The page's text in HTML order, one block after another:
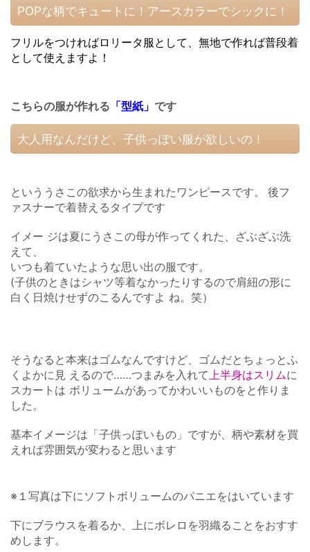
POPな柄でキュートに！アースカラーでシックに！
フリルをつければロリータ服として、無地で作れば普段着
として使えますよ！
こちらの服が作れる 「型紙」 です
大人用なんだけど、子供っぽい服が欲しいの！
といううさこの欲求から生まれたワンピースです。
後フ
ァスナーで着替えるタイプです
イメー ジは夏にうさこの母が作ってくれた、ざぶざぶ洗
えて、
いつも着ていたような思い出の服です。
(子供のときはシャツ等着なかったりするので肩紐の形に
白く日焼けせずのこるんですよ ね。笑）
そうなると本来はゴムなんですけど、ゴムだとちょっとふ
くよかに見 えるので……つまみを入れて 上半身はスリムに
スカートは ボリュームがあってかわいいものをと作りま
した。
基本イメージは「子供っぽいもの」ですが、柄や素材を買
えれば雰囲気が変わると思います
※１写真は下にソフトボリュームのパニエをはいています
下にブラウスを着るか、上にボレロを羽織ることをおすす
めします。